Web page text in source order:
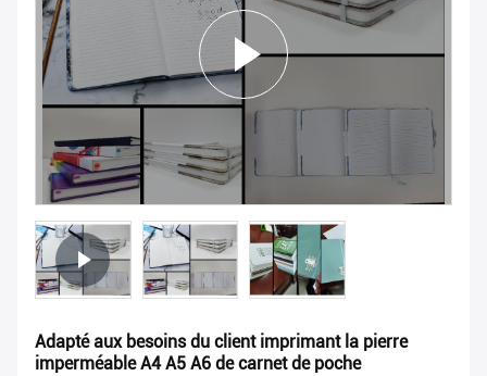
Adapté aux besoins du client imprimant la pierre
imperméable A4 A5 A6 de carnet de poche